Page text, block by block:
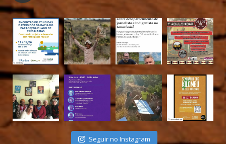
Seguir no Instagram